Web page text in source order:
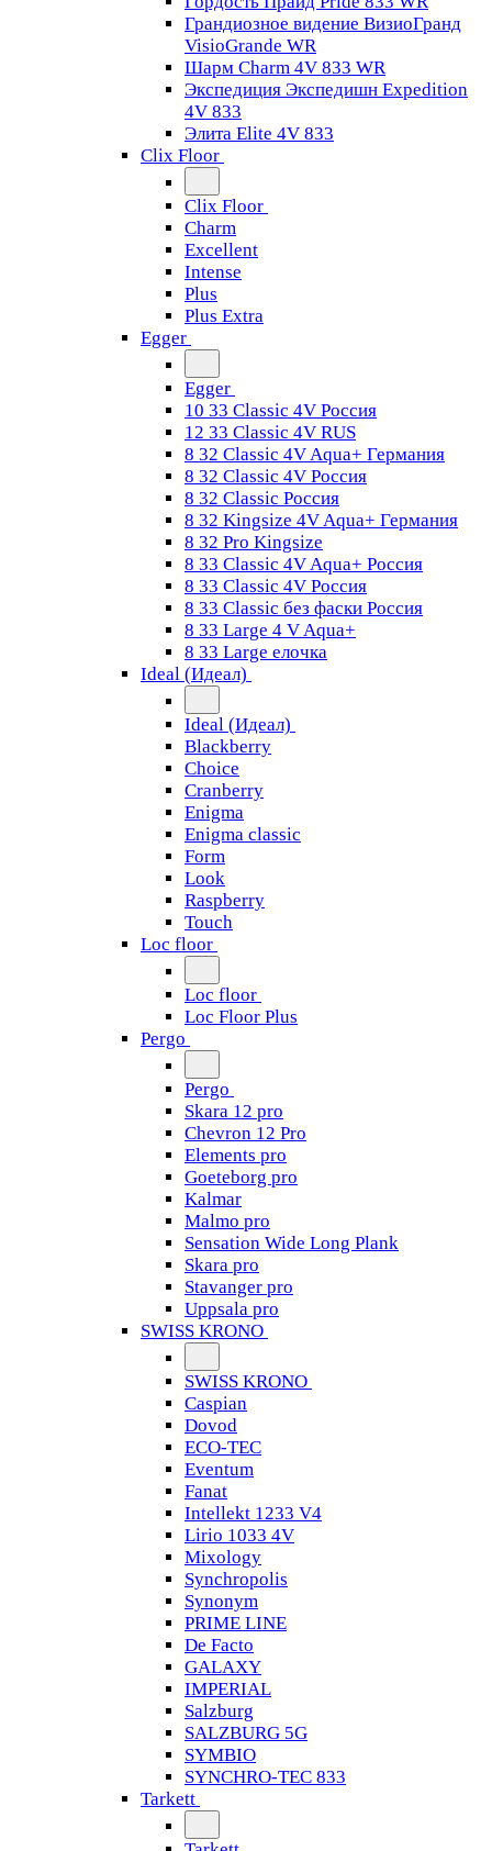
Грандиозное видение ВизиоГранд
VisioGrande WR
Шарм Charm 4V 833 WR
Экспедиция Экспедишн Expedition
4V 833
Элита Elite 4V 833
Clix Floor
Clix Floor
Charm
Excellent
Intense
Plus
Plus Extra
Egger
Egger
10 33 Classic 4V Россия
12 33 Classic 4V RUS
8 32 Classic 4V Aqua+ Германия
8 32 Classic 4V Россия
8 32 Classic Россия
8 32 Kingsize 4V Aqua+ Германия
8 32 Pro Kingsize
8 33 Classic 4V Aqua+ Россия
8 33 Classic 4V Россия
8 33 Classic без фаски Россия
8 33 Large 4 V Aqua+
8 33 Large елочка
Ideal (Идеал)
Ideal (Идеал)
Blackberry
Choice
Cranberry
Enigma
Enigma classic
Form
Look
Raspberry
Touch
Loc floor
Loc floor
Loc Floor Plus
Pergo
Pergo
Skara 12 pro
Chevron 12 Pro
Elements pro
Goeteborg pro
Kalmar
Malmo pro
Sensation Wide Long Plank
Skara pro
Stavanger pro
Uppsala pro
SWISS KRONO
SWISS KRONO
Caspian
Dovod
ECO-TEC
Eventum
Fanat
Intellekt 1233 V4
Lirio 1033 4V
Mixology
Synchropolis
Synonym
PRIME LINE
De Facto
GALAXY
IMPERIAL
Salzburg
SALZBURG 5G
SYMBIO
SYNCHRO-TEC 833
Tarkett